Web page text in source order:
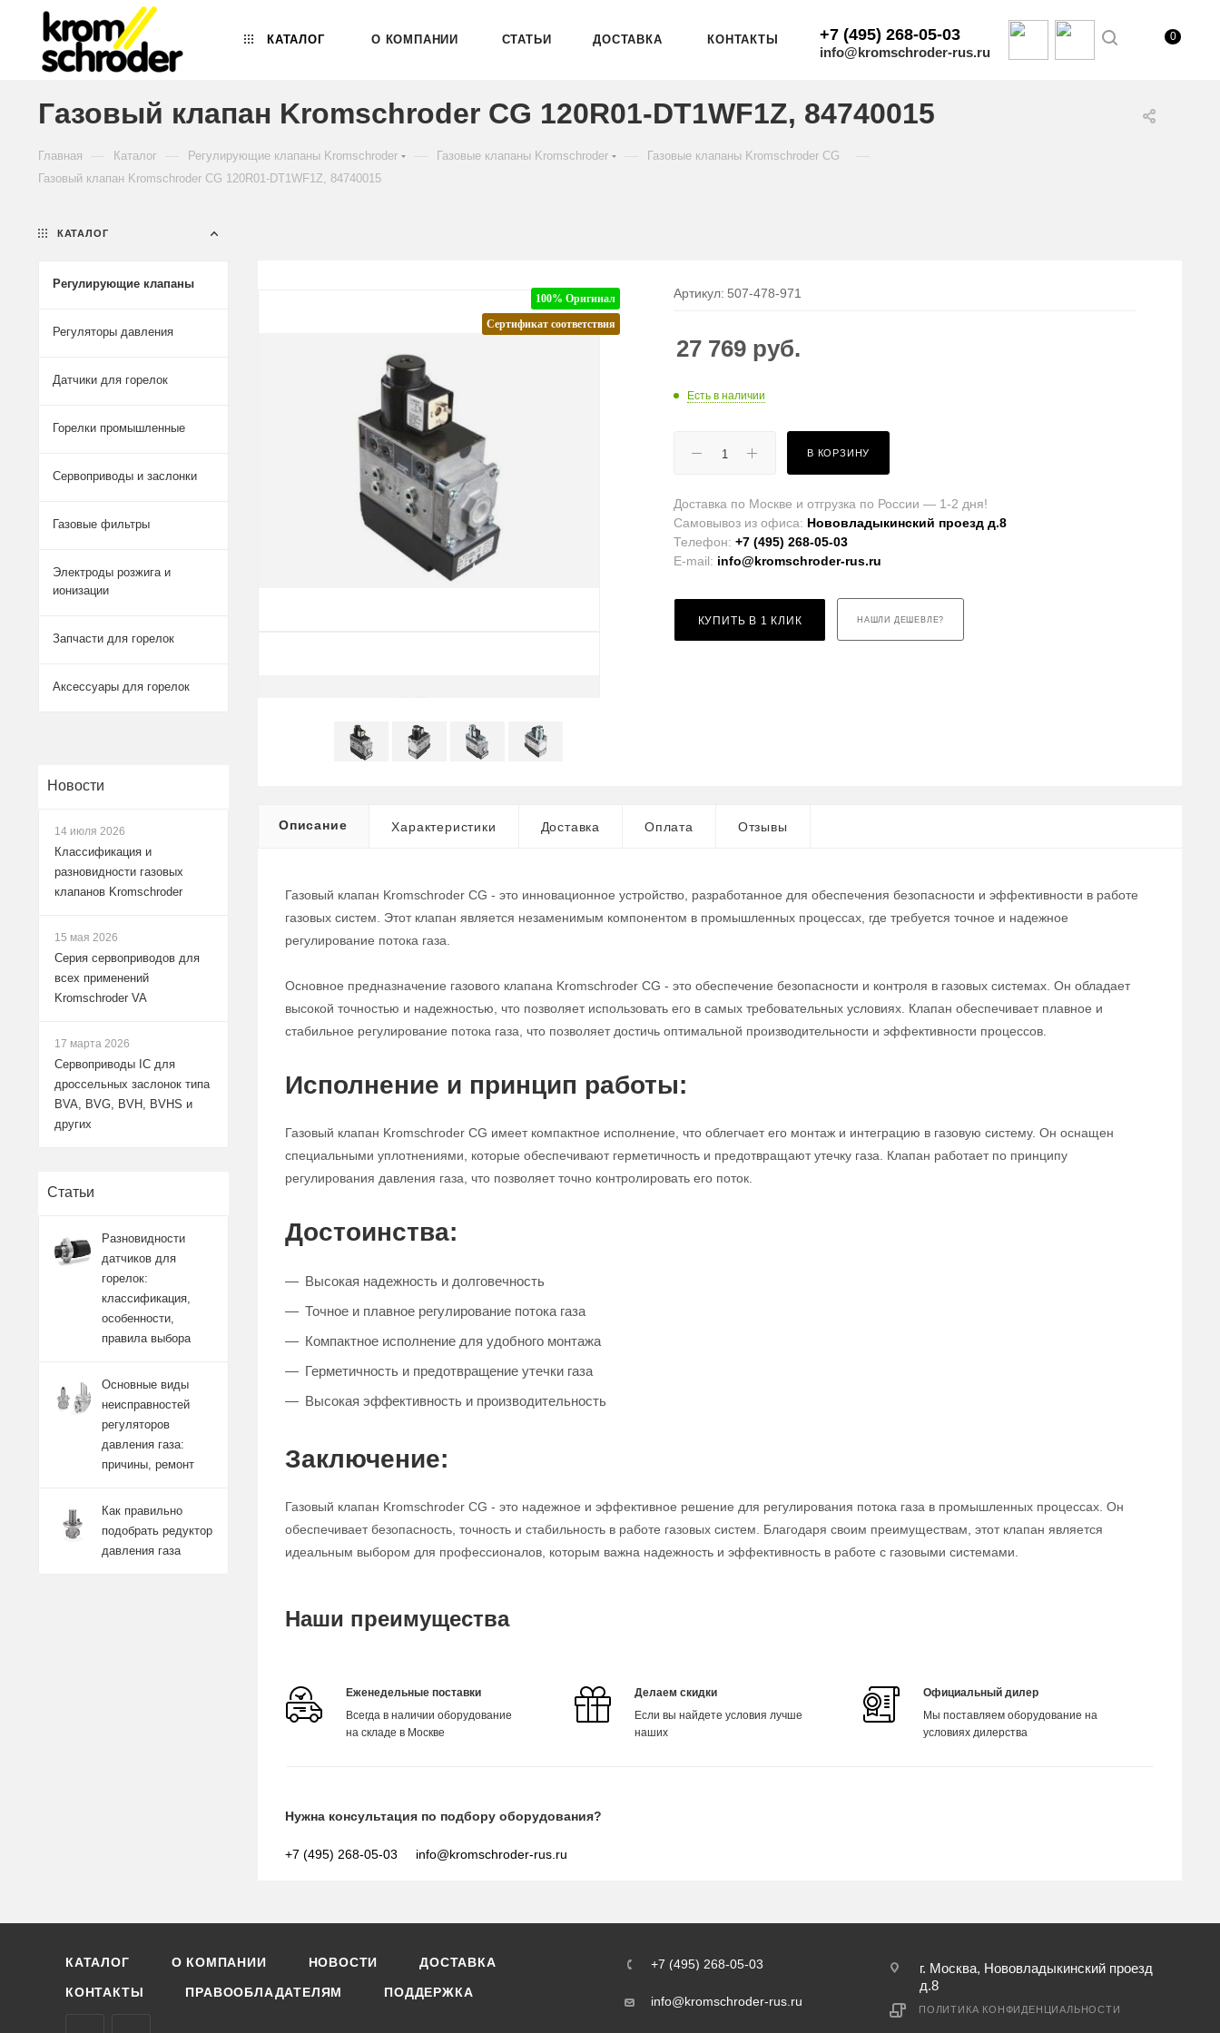
КАТАЛОГ О КОМПАНИИ СТАТЬИ ДОСТАВКА КОНТАКТЫ +7 (495) 268-05-03
info@kromschroder-rus.ru
0
Газовый клапан Kromschroder CG 120R01-DT1WF1Z, 84740015
Главная Каталог Регулирующие клапаны Kromschroder Газовые клапаны Kromschroder Газовые клапаны Kromschroder CG
Газовый клапан Kromschroder CG 120R01-DT1WF1Z, 84740015
100% Оригинал
Сертификат соответствия
Артикул: 507-478-971
27 769 руб.
Есть в наличии
В КОРЗИНУ
Доставка по Москве и отгрузка по России — 1-2 дня!
Самовывоз из офиса: Нововладыкинский проезд д.8
Телефон:+7 (495) 268-05-03
E-mail: info@kromschroder-rus.ru
КУПИТЬ В 1 КЛИК НАШЛИ ДЕШЕВЛЕ?
Описание Характеристики Доставка Оплата Отзывы
Газовый клапан Kromschroder CG - это инновационное устройство, разработанное для обеспечения безопасности и эффективности в работе
газовых систем. Этот клапан является незаменимым компонентом в промышленных процессах, где требуется точное и надежное
регулирование потока газа.
Основное предназначение газового клапана Kromschroder CG - это обеспечение безопасности и контроля в газовых системах. Он обладает
высокой точностью и надежностью, что позволяет использовать его в самых требовательных условиях. Клапан обеспечивает плавное и
стабильное регулирование потока газа, что позволяет достичь оптимальной производительности и эффективности процессов.
Исполнение и принцип работы:
Газовый клапан Kromschroder CG имеет компактное исполнение, что облегчает его монтаж и интеграцию в газовую систему. Он оснащен
специальными уплотнениями, которые обеспечивают герметичность и предотвращают утечку газа. Клапан работает по принципу
регулирования давления газа, что позволяет точно контролировать его поток.
Достоинства:
Высокая надежность и долговечность
Точное и плавное регулирование потока газа
Компактное исполнение для удобного монтажа
Герметичность и предотвращение утечки газа
Высокая эффективность и производительность
Заключение:
Газовый клапан Kromschroder CG - это надежное и эффективное решение для регулирования потока газа в промышленных процессах. Он
обеспечивает безопасность, точность и стабильность в работе газовых систем. Благодаря своим преимуществам, этот клапан является
идеальным выбором для профессионалов, которым важна надежность и эффективность в работе с газовыми системами.
Наши преимущества
Еженедельные поставки
Всегда в наличии оборудование
на складе в Москве
Делаем скидки
Если вы найдете условия лучше
наших
Официальный дилер
Мы поставляем оборудование на
условиях дилерства
Нужна консультация по подбору оборудования?
+7 (495) 268-05-03 info@kromschroder-rus.ru
КАТАЛОГ
Регулирующие клапаны
Регуляторы давления
Датчики для горелок
Горелки промышленные
Сервоприводы и заслонки
Газовые фильтры
Электроды розжига и
ионизации
Запчасти для горелок
Аксессуары для горелок
Новости
14 июля 2026
Классификация и
разновидности газовых
клапанов Kromschroder
15 мая 2026
Серия сервоприводов для
всех применений
Kromschroder VA
17 марта 2026
Сервоприводы IC для
дроссельных заслонок типа
BVA, BVG, BVH, BVHS и
других
Статьи
Разновидности
датчиков для
горелок:
классификация,
особенности,
правила выбора
Основные виды
неисправностей
регуляторов
давления газа:
причины, ремонт
Как правильно
подобрать редуктор
давления газа
КАТАЛОГ О КОМПАНИИ НОВОСТИ ДОСТАВКА
КОНТАКТЫ ПРАВООБЛАДАТЕЛЯМ ПОДДЕРЖКА
+7 (495) 268-05-03
info@kromschroder-rus.ru
г. Москва, Нововладыкинский проезд
д.8
ПОЛИТИКА КОНФИДЕНЦИАЛЬНОСТИ